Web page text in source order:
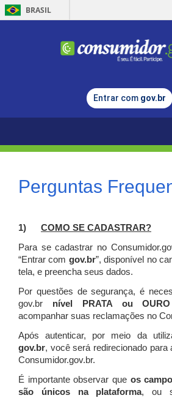
BRASIL
Entrar com gov.br
Perguntas
1) COMO SE CADASTRAR?
Para se cadastrar no
“Entrar com gov.br”, disponível no
tela, e preencha seus dados.
Por questões de segurança, é
gov.br nível PRATA ou OURO
acompanhar suas reclamações no
Após autenticar, por meio da
gov.br, você será redirecionado para
Consumidor.gov.br.
É importante observar que os
são únicos na plataforma, ou